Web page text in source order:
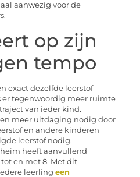
aanwezig voor de
op zijn
tempo
exact dezelfde leerstof
er tegenwoordig meer ruimte
van ieder kind.
meer uitdaging nodig door
en andere kinderen
leerstof nodig.
heeft aanvullend
en met 8. Met dit
leerling een